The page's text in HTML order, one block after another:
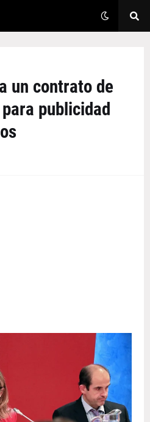
un contrato de
publicidad